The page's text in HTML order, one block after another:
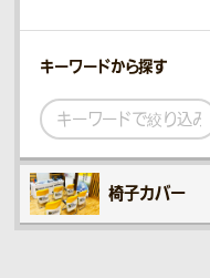
キーワードから探す
椅子カバー